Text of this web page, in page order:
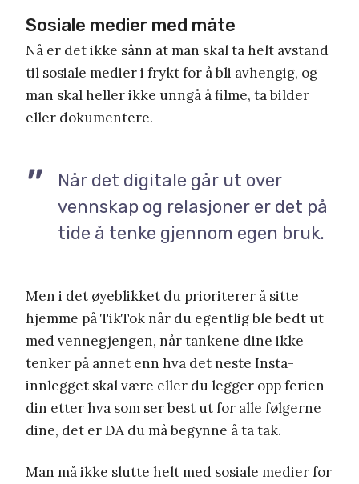
Sosiale medier med måte
Nå er det ikke sånn at man skal ta helt avstand
til sosiale medier i frykt for å bli avhengig, og
man skal heller ikke unngå å filme, ta bilder
eller dokumentere.
Når det digitale går ut over
vennskap og relasjoner er det på
tide å tenke gjennom egen bruk.
Men i det øyeblikket du prioriterer å sitte
hjemme på TikTok når du egentlig ble bedt ut
med vennegjengen, når tankene dine ikke
tenker på annet enn hva det neste Insta-
innlegget skal være eller du legger opp ferien
din etter hva som ser best ut for alle følgerne
dine, det er DA du må begynne å ta tak.
Man må ikke slutte helt med sosiale medier for